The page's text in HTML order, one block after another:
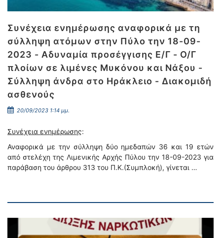
Συνέχεια ενημέρωσης αναφορικά με τη
σύλληψη ατόμων στην Πύλο την 18-09-
2023 - Αδυναμία προσέγγισης Ε/Γ - Ο/Γ
πλοίων σε λιμένες Μυκόνου και Νάξου -
Σύλληψη άνδρα στο Ηράκλειο - Διακομιδή
ασθενούς
20/09/2023 1:14 μμ.
Συνέχεια ενημέρωσης:
Αναφορικά με την σύλληψη δύο ημεδαπών 36 και 19 ετών
από στελέχη της Λιμενικής Αρχής Πύλου την 18-09-2023 για
παράβαση του άρθρου 313 του Π.Κ.(Συμπλοκή), γίνεται …